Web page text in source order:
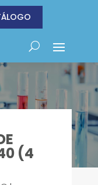
(4